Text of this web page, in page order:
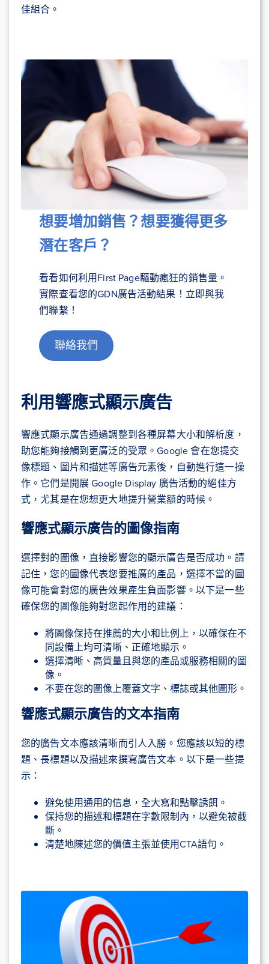
佳組合。
想要增加銷售？想要獲得更多
潛在客戶？
看看如何利用First Page驅動瘋狂的銷售量。
實際查看您的GDN廣告活動結果！立即與我
們聯繫！
聯絡我們
利用響應式顯示廣告
響應式顯示廣告通過調整到各種屏幕大小和解析度，
助您能夠接觸到更廣泛的受眾。Google 會在您提交
像標題、圖片和描述等廣告元素後，自動進行這一操
作。它們是開展 Google Display 廣告活動的絕佳方
式，尤其是在您想更大地提升營業額的時候。
響應式顯示廣告的圖像指南
選擇對的圖像，直接影響您的顯示廣告是否成功。請
記住，您的圖像代表您要推廣的產品，選擇不當的圖
像可能會對您的廣告效果產生負面影響。以下是一些
確保您的圖像能夠對您起作用的建議：
將圖像保持在推薦的大小和比例上，以確保在不
同設備上均可清晰、正確地顯示。
選擇清晰、高質量且與您的產品或服務相關的圖
像。
不要在您的圖像上覆蓋文字、標誌或其他圖形。
響應式顯示廣告的文本指南
您的廣告文本應該清晰而引人入勝。您應該以短的標
題、長標題以及描述來撰寫廣告文本。以下是一些提
示：
避免使用通用的信息，全大寫和點擊誘餌。
保持您的描述和標題在字數限制內，以避免被截
斷。
清楚地陳述您的價值主張並使用CTA語句。